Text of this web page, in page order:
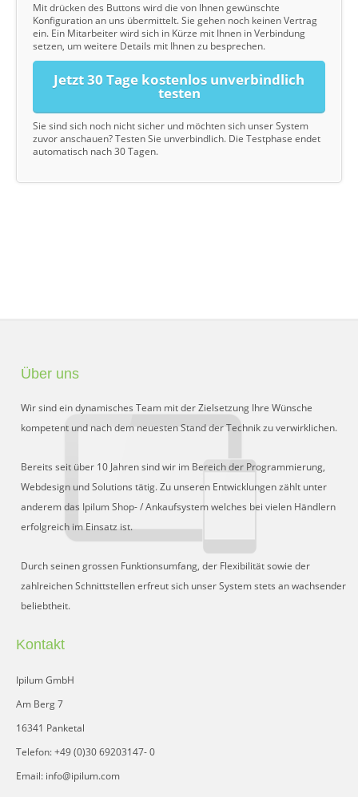
Mit drücken des Buttons wird die von Ihnen gewünschte
Konfiguration an uns übermittelt. Sie gehen noch keinen Vertrag
ein. Ein Mitarbeiter wird sich in Kürze mit Ihnen in Verbindung
setzen, um weitere Details mit Ihnen zu besprechen.
Jetzt 30 Tage kostenlos unverbindlich
testen
Sie sind sich noch nicht sicher und möchten sich unser System
zuvor anschauen? Testen Sie unverbindlich. Die Testphase endet
automatisch nach 30 Tagen.
Über uns
Wir sind ein dynamisches Team mit der Zielsetzung Ihre Wünsche
kompetent und nach dem neuesten Stand der Technik zu verwirklichen.
Bereits seit über 10 Jahren sind wir im Bereich der Programmierung,
Webdesign und Solutions tätig. Zu unseren Entwicklungen zählt unter
anderem das Ipilum Shop- / Ankaufsystem welches bei vielen Händlern
erfolgreich im Einsatz ist.
Durch seinen grossen Funktionsumfang, der Flexibilität sowie der
zahlreichen Schnittstellen erfreut sich unser System stets an wachsender
beliebtheit.
Kontakt
Ipilum GmbH
Am Berg 7
16341 Panketal
Telefon: +49 (0)30 69203147- 0
Email: info@ipilum.com